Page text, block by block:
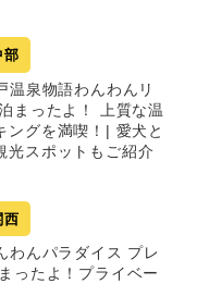
部
温泉物語わんわんリ
まったよ！ 上質な温
ングを満喫！| 愛犬と
光スポットもご紹介
西
わんパラダイス プレ
ったよ！プライベー